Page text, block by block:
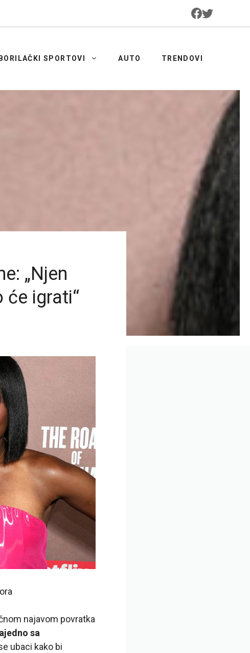
BORILAČKI SPORTOVI AUTO TRENDOVI
„Njen
će igrati“
najavom povratka
sa
ubaci kako bi